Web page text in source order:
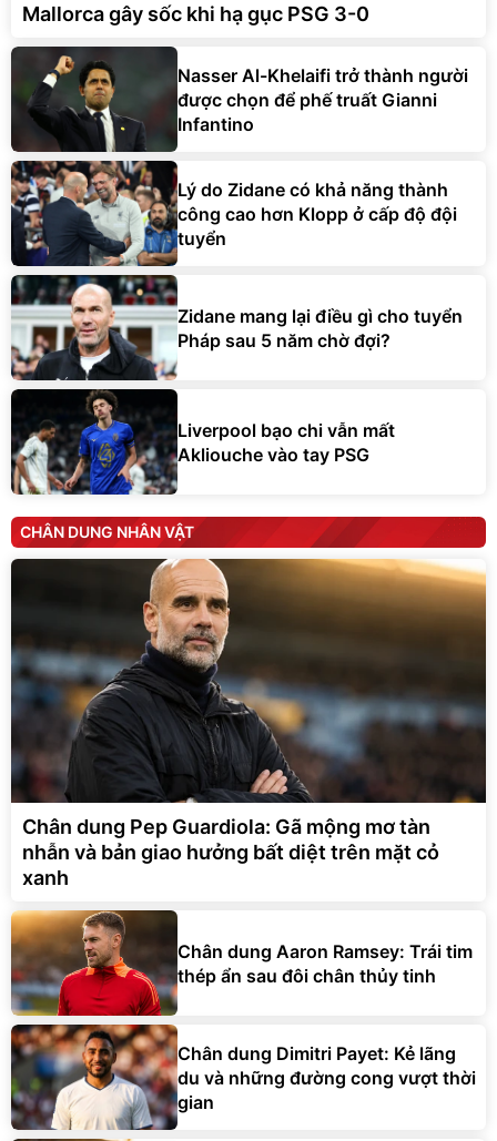
Mallorca gây sốc khi hạ gục PSG 3-0
Nasser Al-Khelaifi trở thành người
được chọn để phế truất Gianni
Infantino
Lý do Zidane có khả năng thành
công cao hơn Klopp ở cấp độ đội
tuyển
Zidane mang lại điều gì cho tuyển
Pháp sau 5 năm chờ đợi?
Liverpool bạo chi vẫn mất
Akliouche vào tay PSG
CHÂN DUNG NHÂN VẬT
Chân dung Pep Guardiola: Gã mộng mơ tàn
nhẫn và bản giao hưởng bất diệt trên mặt cỏ
xanh
Chân dung Aaron Ramsey: Trái tim
thép ẩn sau đôi chân thủy tinh
Chân dung Dimitri Payet: Kẻ lãng
du và những đường cong vượt thời
gian